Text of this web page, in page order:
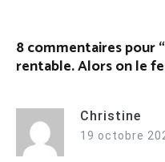
8 commentaires pour “
rentable. Alors on le
Christine
19 octobre